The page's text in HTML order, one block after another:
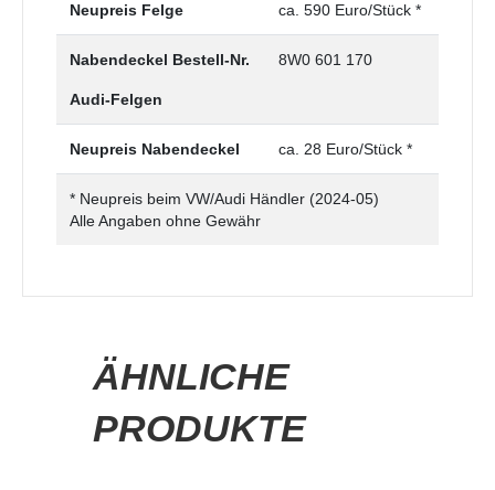
Neupreis Felge ca. 590 Euro/Stück *
Nabendeckel Bestell-Nr.
Audi-Felgen
8W0 601 170
Neupreis Nabendeckel ca. 28 Euro/Stück *
* Neupreis beim VW/Audi Händler (2024-05)
Alle Angaben ohne Gewähr
ÄHNLICHE
PRODUKTE